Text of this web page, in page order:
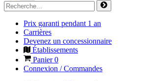
Prix garanti pendant 1 an
Carrières
Devenez un concessionnaire
Établissements
Panier0
Connexion / Commandes